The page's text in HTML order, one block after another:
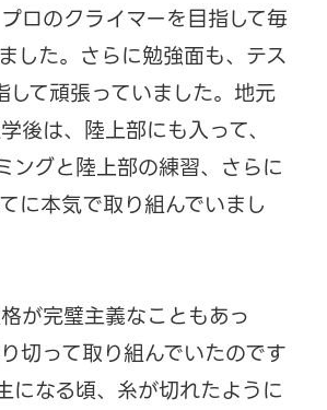
ロのクライマーを目指して毎
した。さらに勉強面も、テス
して頑張っていました。地元
後は、陸上部にも入って、
ングと陸上部の練習、さらに
に本気で取り組んでいまし
が完璧主義なこともあっ
切って取り組んでいたのです
になる頃、糸が切れたように